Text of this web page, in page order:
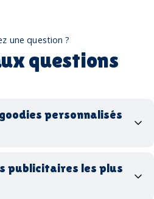
une question ?
questions
personnalisés
publicitaires les plus